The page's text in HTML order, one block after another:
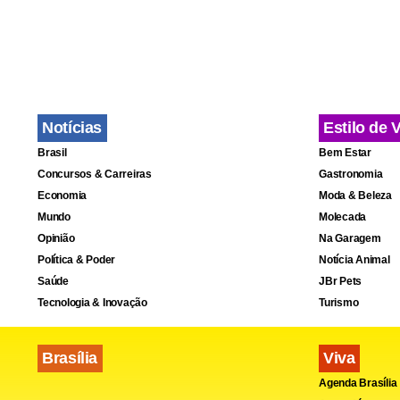
Doenças
As doenças
Academia
algum tipo
atentas
ardência
se não
15 mil
Notícias
Brasil
Concursos & Carreiras
Economia
Mundo
Opinião
Política & Poder
Saúde
Tecnologia & Inovação
Brasília
Estilo de
Bem Estar
Gastronomia
Moda & Beleza
Molecada
Na Garagem
Notícia Animal
JBr Pets
Turismo
Viva
Agenda Brasília